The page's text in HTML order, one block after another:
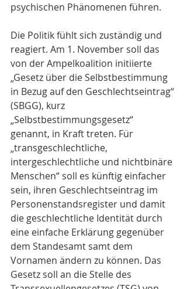
psychischen Phänomenen führen.
Die Politik fühlt sich zuständig und
reagiert. Am 1. November soll das
von der Ampelkoalition initiierte
„Gesetz über die Selbstbestimmung
in Bezug auf den Geschlechtseintrag“
(SBGG), kurz
„Selbstbestimmungsgesetz“
genannt, in Kraft treten. Für
„transgeschlechtliche,
intergeschlechtliche und nichtbinäre
Menschen“ soll es künftig einfacher
sein, ihren Geschlechtseintrag im
Personenstandsregister und damit
die geschlechtliche Identität durch
eine einfache Erklärung gegenüber
dem Standesamt samt dem
Vornamen ändern zu können. Das
Gesetz soll an die Stelle des